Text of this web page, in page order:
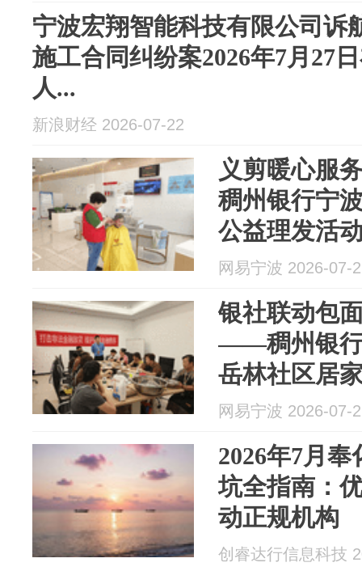
宁波宏翔智能科技有限公司诉
施工合同纠纷案2026年7月27
人...
新浪财经 2026-07-22
义剪暖心服
稠州银行宁
公益理发活
网易宁波 2026-07-
银社联动包
——稠州银行
岳林社区居
敬老反诈主
网易宁波 2026-07-
2026年7月
坑全指南：
动正规机构
创睿达行信息科技